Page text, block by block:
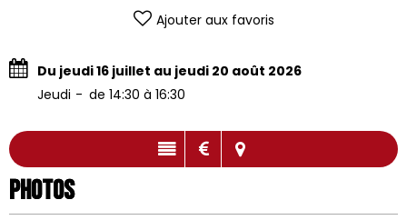
Ajouter aux favoris
Du jeudi 16 juillet au jeudi 20 août 2026
Jeudi
de 14:30 à 16:30
Photos
Photos